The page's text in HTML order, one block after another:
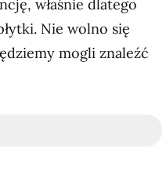
właśnie dlatego
Nie wolno się
mogli znaleźć